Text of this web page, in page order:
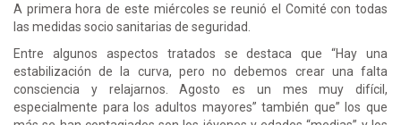
A primera hora de este miércoles se reunió el Comité con todas
las medidas socio sanitarias de seguridad.
Entre algunos aspectos tratados se destaca que “Hay una
estabilización de la curva, pero no debemos crear una falta
consciencia y relajarnos. Agosto es un mes muy difícil,
especialmente para los adultos mayores” también que” los que